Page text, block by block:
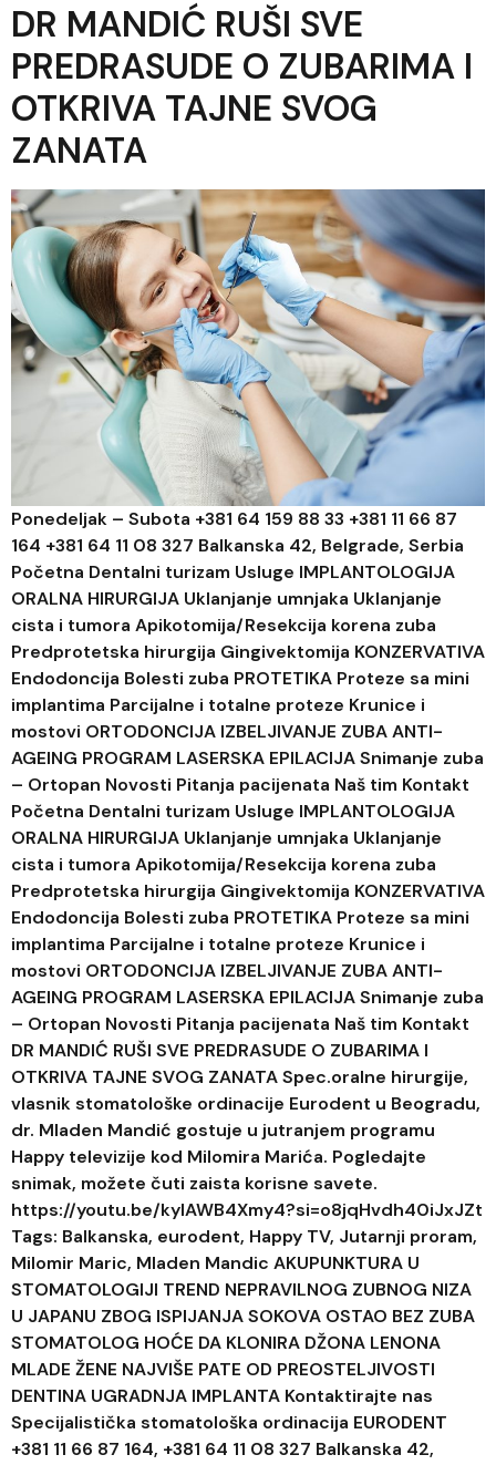
DR MANDIĆ RUŠI SVE
PREDRASUDE O ZUBARIMA I
OTKRIVA TAJNE SVOG
ZANATA
Ponedeljak – Subota +381 64 159 88 33 +381 11 66 87
164 +381 64 11 08 327 Balkanska 42, Belgrade, Serbia
Početna Dentalni turizam Usluge IMPLANTOLOGIJA
ORALNA HIRURGIJA Uklanjanje umnjaka Uklanjanje
cista i tumora Apikotomija/Resekcija korena zuba
Predprotetska hirurgija Gingivektomija KONZERVATIVA
Endodoncija Bolesti zuba PROTETIKA Proteze sa mini
implantima Parcijalne i totalne proteze Krunice i
mostovi ORTODONCIJA IZBELJIVANJE ZUBA ANTI-
AGEING PROGRAM LASERSKA EPILACIJA Snimanje zuba
– Ortopan Novosti Pitanja pacijenata Naš tim Kontakt
Početna Dentalni turizam Usluge IMPLANTOLOGIJA
ORALNA HIRURGIJA Uklanjanje umnjaka Uklanjanje
cista i tumora Apikotomija/Resekcija korena zuba
Predprotetska hirurgija Gingivektomija KONZERVATIVA
Endodoncija Bolesti zuba PROTETIKA Proteze sa mini
implantima Parcijalne i totalne proteze Krunice i
mostovi ORTODONCIJA IZBELJIVANJE ZUBA ANTI-
AGEING PROGRAM LASERSKA EPILACIJA Snimanje zuba
– Ortopan Novosti Pitanja pacijenata Naš tim Kontakt
DR MANDIĆ RUŠI SVE PREDRASUDE O ZUBARIMA I
OTKRIVA TAJNE SVOG ZANATA Spec.oralne hirurgije,
vlasnik stomatološke ordinacije Eurodent u Beogradu,
dr. Mladen Mandić gostuje u jutranjem programu
Happy televizije kod Milomira Marića. Pogledajte
snimak, možete čuti zaista korisne savete.
https://youtu.be/kylAWB4Xmy4?si=o8jqHvdh40iJxJZt
Tags: Balkanska, eurodent, Happy TV, Jutarnji proram,
Milomir Maric, Mladen Mandic AKUPUNKTURA U
STOMATOLOGIJI TREND NEPRAVILNOG ZUBNOG NIZA
U JAPANU ZBOG ISPIJANJA SOKOVA OSTAO BEZ ZUBA
STOMATOLOG HOĆE DA KLONIRA DŽONA LENONA
MLADE ŽENE NAJVIŠE PATE OD PREOSTELJIVOSTI
DENTINA UGRADNJA IMPLANTA Kontaktirajte nas
Specijalistička stomatološka ordinacija EURODENT
+381 11 66 87 164, +381 64 11 08 327 Balkanska 42,